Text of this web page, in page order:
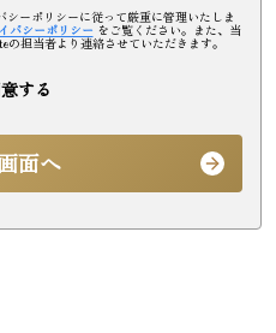
ーポリシーに従って厳重に管理いたしま
バシーポリシーをご覧ください。また、当
担当者より連絡させていただきます。
する
面へ